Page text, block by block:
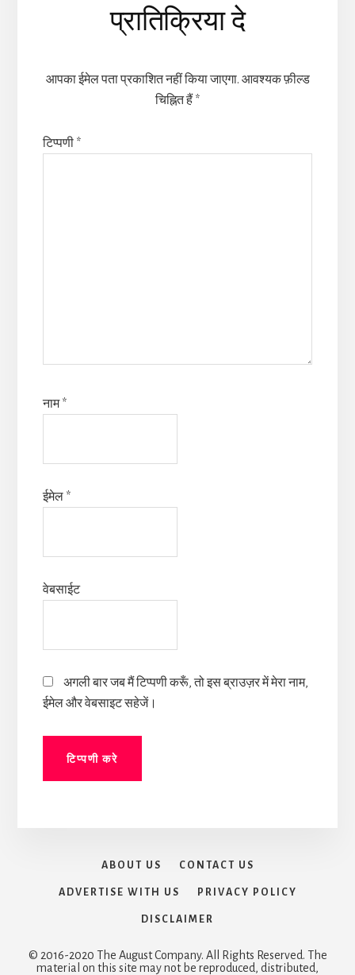
Interactions
प्रातिक्रिया दे
आपका ईमेल पता प्रकाशित नहीं किया जाएगा. आवश्यक फ़ील्ड
चिह्नित हैं *
टिप्पणी *
नाम*
ईमेल *
वेबसाईट
अगली बार जब मैं टिप्पणी करूँ, तो इस ब्राउज़र में मेरा नाम,
ईमेल और वेबसाइट सहेजें।
ABOUT US CONTACT US
ADVERTISE WITH US PRIVACY POLICY
DISCLAIMER
© 2016-2020 The August Company. All Rights Reserved. The
material on this site may not be reproduced, distributed,